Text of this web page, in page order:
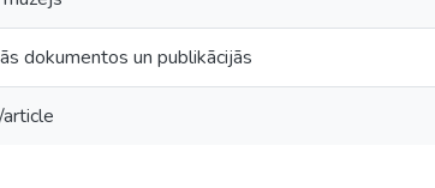
dokumentos un publikācijās